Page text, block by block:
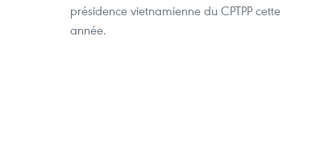
présidence vietnamienne du CPTPP cette
année.